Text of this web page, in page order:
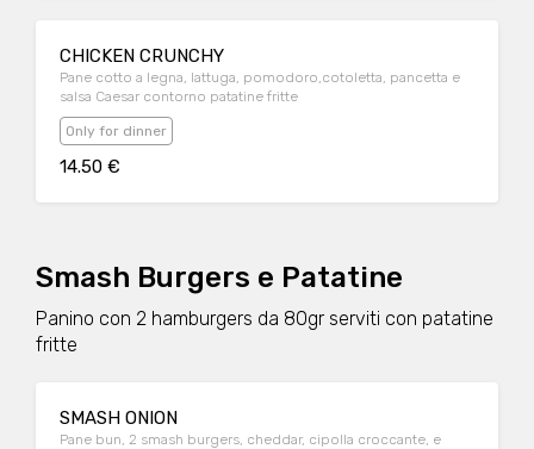
CHICKEN CRUNCHY
Pane cotto a legna, lattuga, pomodoro,cotoletta, pancetta e
salsa Caesar contorno patatine fritte
Only for dinner
14.50 €
Smash Burgers e Patatine
Panino con 2 hamburgers da 80gr serviti con patatine
fritte
SMASH ONION
Pane bun, 2 smash burgers, cheddar, cipolla croccante, e